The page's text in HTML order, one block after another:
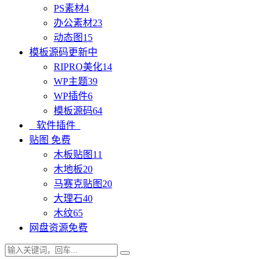
PS素材4
办公素材23
动态图 15
模板源码更新中
RIPRO美化14
WP主题39
WP插件6
模板源码64
软件插件
贴图 免费
木板贴图 11
木地板20
马赛克贴图 20
大理石40
木纹65
网盘资源免费